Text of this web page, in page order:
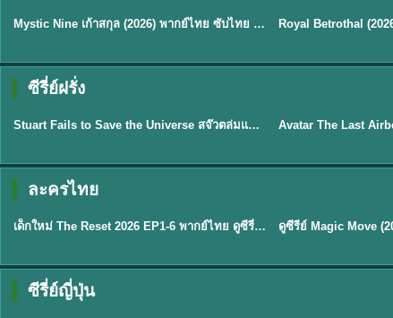
★9 Mystic Nine เก้าสกุล (2026) พากย์ไทย ซับไทย EP.1-30 ★9
ซีรี่ย์ฝรั่ง
★9.3
พากย์ไทย
Stuart Fails to Save the Universe สจ๊วตล่มแผนกู้จักรวาล (2026) พากย์ไทย ซับไทย EP.1-10 ★7.8
ละครไทย
★ 8 EP.6
พากย์ไทย
เด็กใหม่ The Reset 2026 EP1-6 พากย์ไทย ดูซีรี่ย์ Netflix ล่าสุด HD
ซีรี่ย์ญี่ปุ่น
พากย์ไทย